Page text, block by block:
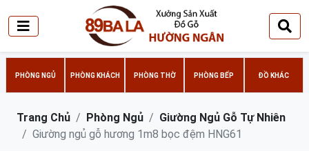
PHÒNG NGỦ PHÒNG KHÁCH PHÒNG THỜ PHÒNG BẾP ĐỒ KHÁC
Trang Chủ Phòng Ngủ
Giường Ngủ Gỗ Tự Nhiên
Giường ngủ gỗ hương 1m8 bọc đệm HNG61